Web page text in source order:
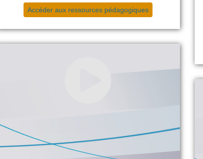
Accéder aux ressources pédagogiques